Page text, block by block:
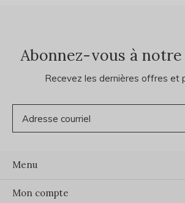
Abonnez-vous à
Recevez les dernières offres et
Menu
Mon compte